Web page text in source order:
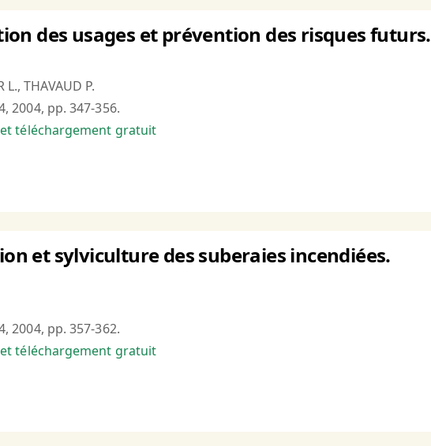
des usages et prévention des risques futurs.
THAVAUD P.
2004, pp. 347-356.
téléchargement gratuit
et sylviculture des suberaies incendiées.
2004, pp. 357-362.
téléchargement gratuit